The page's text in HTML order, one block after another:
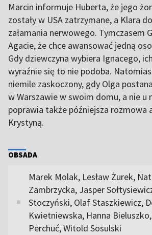
Marcin informuje Huberta, że jego
zostały w USA zatrzymane, a Klara
załamania nerwowego. Tymczasem
Agacie, że chce awansować jedną
Gdy dziewczyna wybiera Ignacego,
wyraźnie się to nie podoba.
niemile zaskoczony, gdy Olga
w Warszawie w swoim domu, a nie u
poprawia także późniejsza rozmowa
Krystyną.
OBSADA
Marek Molak, Lesław Żurek,
Zambrzycka, Jasper
Stoczyński, Olaf Staszkiewicz,
Kwietniewska, Hanna
Perchuć, Witold Sosulski